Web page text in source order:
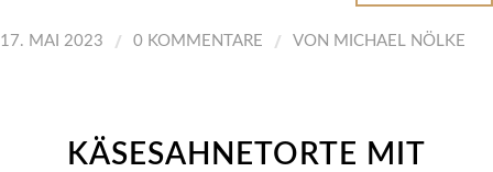
17. MAI 2023 / 0 KOMMENTARE / VON MICHAEL NÖLKE
KÄSESAHNETORTE MIT